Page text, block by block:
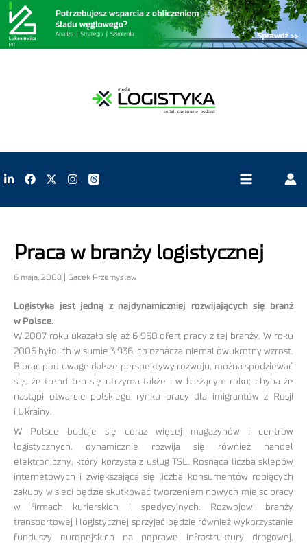
Praca w branży logistycznej
6 maja, 2008 | Gacek Przemysław
Logistyka jest jedną z najdynamiczniej rozwijających się branż
w Polsce.
W 2007 roku ukazało się aż 6 960 ofert pracy z tej branży. W roku
2006 było ich w sumie 3 936, co oznacza niemal dwukrotny wzrost.
Biorąc pod uwagę dalsze perspektywy rozwoju, można spodziewać
się, że trend ten się utrzyma także i w bieżącym roku; chyba że
nastąpi otwarcie polskiego rynku pracy dla imigrantów z Rosji
i Ukrainy.
W Polsce buduje się coraz więcej magazynów i centrów
logistycznych, dynamicznie rozwija się również handel
elektroniczny, który korzysta z usług TSL. Rosnąca liczba sklepów
internetowych i zwiększająca się liczba konsumentów robiących
zakupy w sieci będzie skutkować tworzeniem nowych miejsc pracy
w firmach kurierskich i spedycyjnych. Rozwojowi branży
transportowej i logistycznej sprzyjać będzie również wykorzystanie
funduszy europejskich na poprawę infrastruktury drogowej,